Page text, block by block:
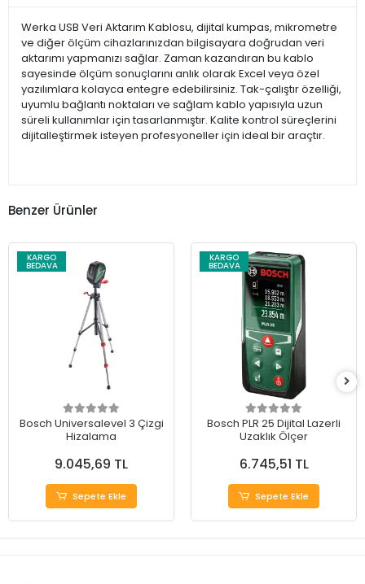
Werka USB Veri Aktarım Kablosu, dijital kumpas, mikrometre
ve diğer ölçüm cihazlarınızdan bilgisayara doğrudan veri
aktarımı yapmanızı sağlar. Zaman kazandıran bu kablo
sayesinde ölçüm sonuçlarını anlık olarak Excel veya özel
yazılımlara kolayca entegre edebilirsiniz. Tak-çalıştır özelliği,
uyumlu bağlantı noktaları ve sağlam kablo yapısıyla uzun
süreli kullanımlar için tasarlanmıştır. Kalite kontrol süreçlerini
dijitalleştirmek isteyen profesyoneller için ideal bir araçtır.
Benzer Ürünler
KARGO
BEDAVA
Bosch Universalevel 3 Çizgi
Hizalama
9.045,69 TL
Sepete Ekle
KARGO
BEDAVA
Bosch PLR 25 Dijital Lazerli
Uzaklık Ölçer
6.745,51 TL
Sepete Ekle